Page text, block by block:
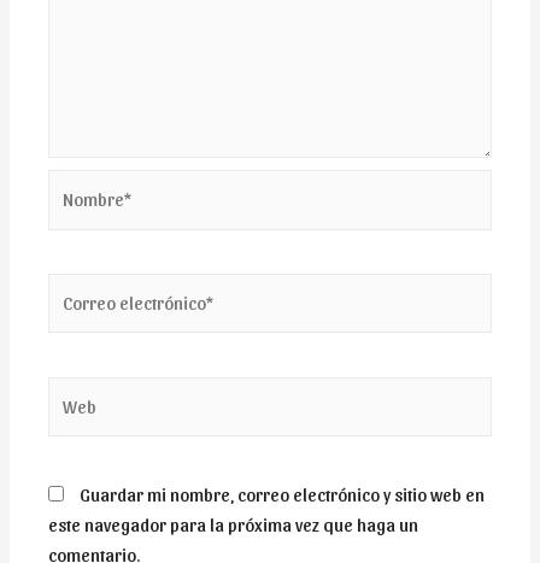
electrónico*
Guardar mi nombre, correo electrónico y sitio web en
este navegador para la próxima vez que haga un
comentario.